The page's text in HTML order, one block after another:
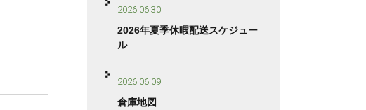
2026.06.30
2026年夏季休暇配送スケジュー
ル
2026.06.09
倉庫地図